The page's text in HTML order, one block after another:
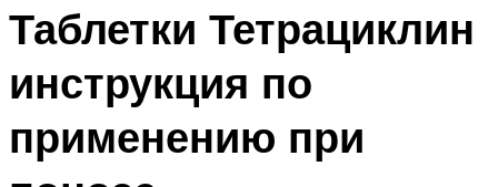
Таблетки Тетрациклин
инструкция по
применению при